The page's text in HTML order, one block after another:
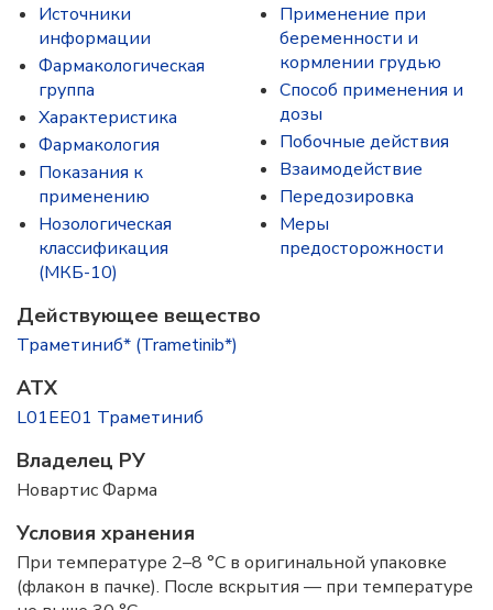
Источники
информации
Фармакологическая
группа
Характеристика
Фармакология
Показания к
применению
Нозологическая
классификация
(МКБ-10)
Применение при
беременности и
кормлении грудью
Способ применения и
дозы
Побочные действия
Взаимодействие
Передозировка
Меры
предосторожности
Действующее вещество
Траметиниб* (Trametinib*)
ATX
L01EE01 Траметиниб
Владелец РУ
Новартис Фарма
Условия хранения
При температуре 2–8 °C в оригинальной упаковке
(флакон в пачке). После вскрытия — при температуре